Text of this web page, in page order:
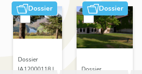
Dossier
Dossier
IA12000118 |
Dossier
Dossier